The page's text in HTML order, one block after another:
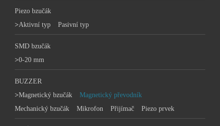
Piezo bzučák
>Aktivní typ Pasivní typ
SMD bzučák
>0-20 mm
BUZZER
>Magnetický bzučák
Magnetický převodník
Mechanický bzučák
Mikrofon Přijímač Piezo prvek